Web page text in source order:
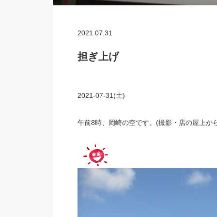
2021.07.31
担ぎ上げ
2021-07-31(土)
午前8時、岡崎の空です。(撮影・店の屋上か